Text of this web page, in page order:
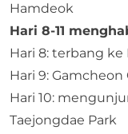
Hamdeok
Hari 8-11
Hari 8: terbang
Hari 9:
Hari 10:
Taejongdae Park